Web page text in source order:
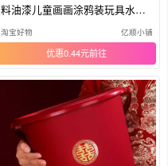
料油漆儿童画画涂鸦装玩具水桶
红桶
淘宝好物 亿顺小铺
优惠0.44元